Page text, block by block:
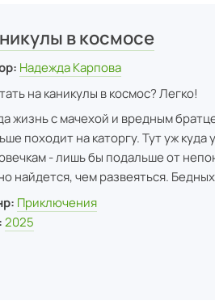
в космосе
Надежда Карпова
на каникулы в космос? Легко!
жизнь с мачехой и вредным
походит на каторгу. Тут уж
- лишь бы подальше от
найдется, чем развеяться.
Приключения
2025